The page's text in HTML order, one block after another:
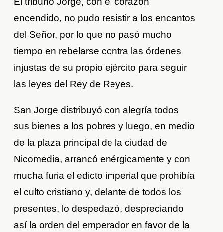
encendido, no pudo resistir a los encantos
del Señor, por lo que no pasó mucho
tiempo en rebelarse contra las órdenes
injustas de su propio ejército para seguir
las leyes del Rey de Reyes.
San Jorge distribuyó con alegría todos
sus bienes a los pobres y luego, en medio
de la plaza principal de la ciudad de
Nicomedia, arrancó enérgicamente y con
mucha furia el edicto imperial que prohibía
el culto cristiano y, delante de todos los
presentes, lo despedazó, despreciando
así la orden del emperador en favor de la